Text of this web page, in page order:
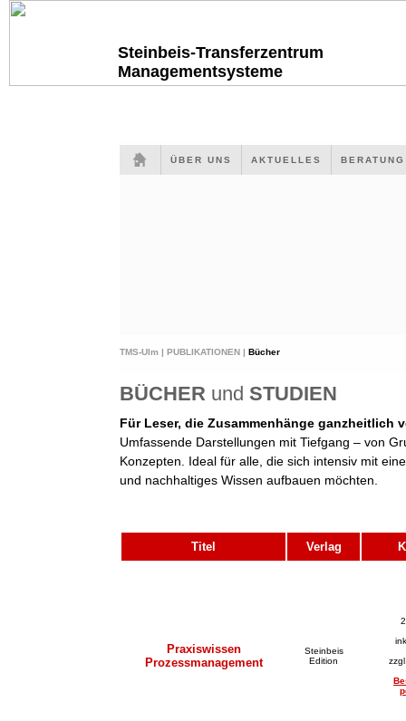
Steinbeis-Transferzentrum
Managementsysteme
ÜBER UNS AKTUELLES
TMS-Ulm | PUBLIKATIONEN | Bücher
BÜCHER und STUDIEN
Für Leser, die Zusammenhänge ganzheitlich
Umfassende Darstellungen mit Tiefgang – von
Konzepten. Ideal für alle, die sich intensiv mit
und nachhaltiges Wissen aufbauen möchten.
Titel Verlag
Praxiswissen
Prozessmanagement
Steinbeis
Edition